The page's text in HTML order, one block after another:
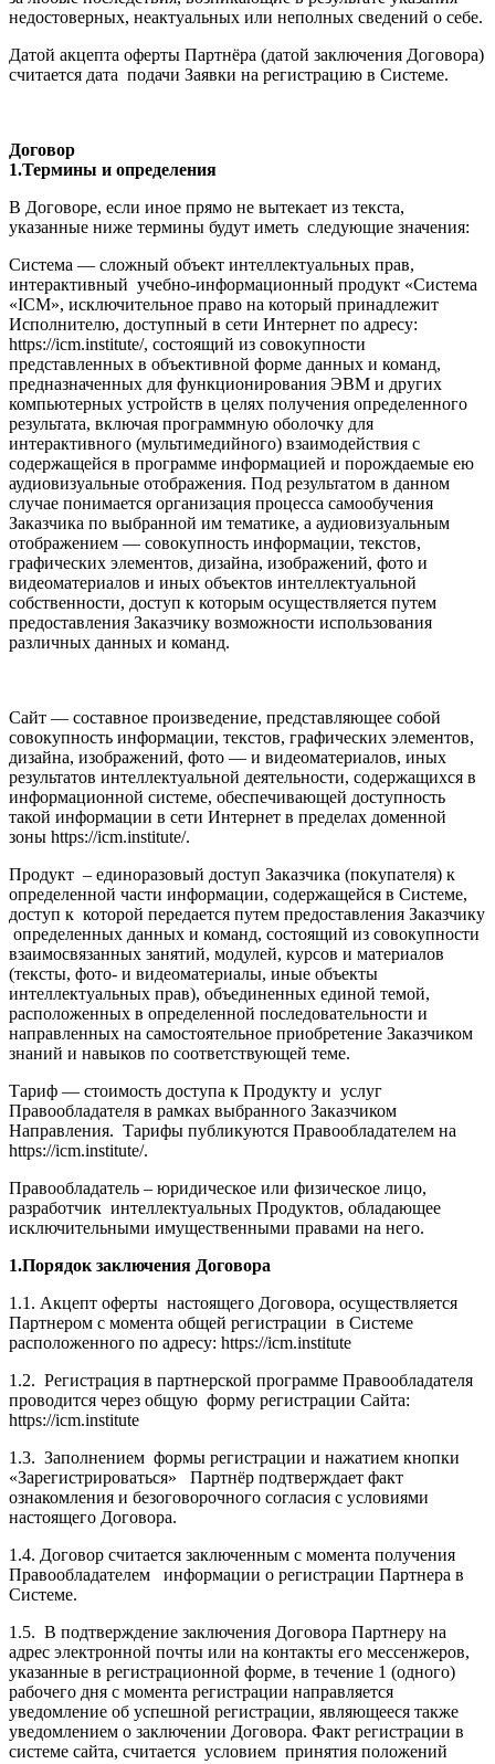
недостоверных, неактуальных или неполных сведений о себе.
Датой акцепта оферты Партнёра (датой заключения Договора)
считается дата подачи Заявки на регистрацию в Системе.
Договор
1.Термины и определения
В Договоре, если иное прямо не вытекает из текста,
указанные ниже термины будут иметь следующие значения:
Система — сложный объект интеллектуальных прав,
интерактивный учебно-информационный продукт «Система
«ICM», исключительное право на который принадлежит
Исполнителю, доступный в сети Интернет по адресу:
https://icm.institute/, состоящий из совокупности
представленных в объективной форме данных и команд,
предназначенных для функционирования ЭВМ и других
компьютерных устройств в целях получения определенного
результата, включая программную оболочку для
интерактивного (мультимедийного) взаимодействия с
содержащейся в программе информацией и порождаемые ею
аудиовизуальные отображения. Под результатом в данном
случае понимается организация процесса самообучения
Заказчика по выбранной им тематике, а аудиовизуальным
отображением — совокупность информации, текстов,
графических элементов, дизайна, изображений, фото и
видеоматериалов и иных объектов интеллектуальной
собственности, доступ к которым осуществляется путем
предоставления Заказчику возможности использования
различных данных и команд.
Сайт — составное произведение, представляющее собой
совокупность информации, текстов, графических элементов,
дизайна, изображений, фото — и видеоматериалов, иных
результатов интеллектуальной деятельности, содержащихся в
информационной системе, обеспечивающей доступность
такой информации в сети Интернет в пределах доменной
зоны https://icm.institute/.
Продукт – единоразовый доступ Заказчика (покупателя) к
определенной части информации, содержащейся в Системе,
доступ к которой передается путем предоставления Заказчику
определенных данных и команд, состоящий из совокупности
взаимосвязанных занятий, модулей, курсов и материалов
(тексты, фото- и видеоматериалы, иные объекты
интеллектуальных прав), объединенных единой темой,
расположенных в определенной последовательности и
направленных на самостоятельное приобретение Заказчиком
знаний и навыков по соответствующей теме.
Тариф — стоимость доступа к Продукту и услуг
Правообладателя в рамках выбранного Заказчиком
Направления. Тарифы публикуются Правообладателем на
https://icm.institute/.
Правообладатель – юридическое или физическое лицо,
разработчик интеллектуальных Продуктов, обладающее
исключительными имущественными правами на него.
1.Порядок заключения Договора
1.1. Акцепт оферты настоящего Договора, осуществляется
Партнером с момента общей регистрации в Системе
расположенного по адресу: https://icm.institute
1.2. Регистрация в партнерской программе Правообладателя
проводится через общую форму регистрации Сайта:
https://icm.institute
1.3. Заполнением формы регистрации и нажатием кнопки
«Зарегистрироваться» Партнёр подтверждает факт
ознакомления и безоговорочного согласия с условиями
настоящего Договора.
1.4. Договор считается заключенным с момента получения
Правообладателем информации о регистрации Партнера в
Системе.
1.5. В подтверждение заключения Договора Партнеру на
адрес электронной почты или на контакты его мессенжеров,
указанные в регистрационной форме, в течение 1 (одного)
рабочего дня с момента регистрации направляется
уведомление об успешной регистрации, являющееся также
уведомлением о заключении Договора. Факт регистрации в
системе сайта, считается условием принятия положений